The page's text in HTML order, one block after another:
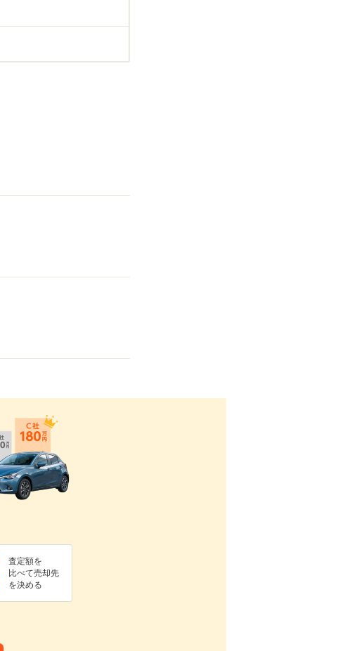
査定額を
比べて売却先
を決める